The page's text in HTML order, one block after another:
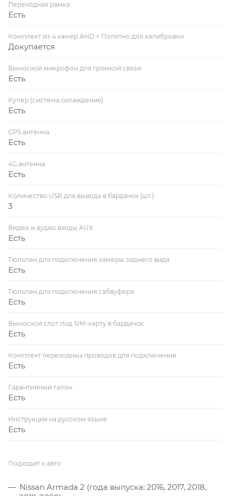
Переходная рамка
Есть
Комплект из 4 камер AHD + Полотно для калибровки
Докупается
Выносной микрофон для громкой связи
Есть
Кулер (система охлаждения)
Есть
GPS антенна
Есть
4G антенна
Есть
Количество USB для вывода в бардачок (шт.)
3
Видео и аудио входы AUX
Есть
Тюльпан для подключения камеры заднего вида
Есть
Тюльпан для подключения сабвуфера
Есть
Выносной слот под SIM-карту в бардачок
Есть
Комплект переходных проводов для подключения
Есть
Гарантийный талон
Есть
Инструкция на русском языке
Есть
Подходит к авто
Nissan Armada 2 (года выпуска: 2016, 2017, 2018,